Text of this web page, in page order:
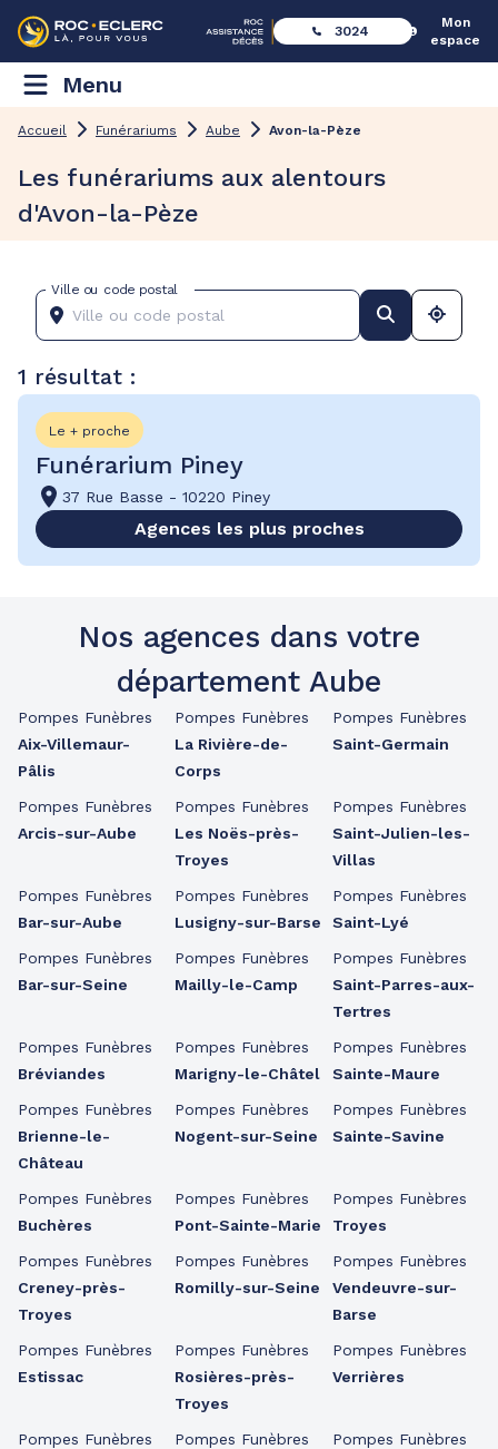
3024
Mon
espace
Menu
Accueil Funérariums Aube Avon-la-Pèze
Les funérariums aux alentours
d'Avon-la-Pèze
Ville ou code postal
1 résultat :
Le + proche
Funérarium Piney
37 Rue Basse - 10220 Piney
Agences les plus proches
Nos agences dans votre
département Aube
Pompes Funèbres
Aix-Villemaur-
Pâlis
Pompes Funèbres
Arcis-sur-Aube
Pompes Funèbres
Bar-sur-Aube
Pompes Funèbres
Bar-sur-Seine
Pompes Funèbres
Bréviandes
Pompes Funèbres
Brienne-le-
Château
Pompes Funèbres
Buchères
Pompes Funèbres
Creney-près-
Troyes
Pompes Funèbres
Estissac
Pompes Funèbres
Pompes Funèbres
La Rivière-de-
Corps
Pompes Funèbres
Les Noës-près-
Troyes
Pompes Funèbres
Lusigny-sur-Barse
Pompes Funèbres
Mailly-le-Camp
Pompes Funèbres
Marigny-le-Châtel
Pompes Funèbres
Nogent-sur-Seine
Pompes Funèbres
Pont-Sainte-Marie
Pompes Funèbres
Romilly-sur-Seine
Pompes Funèbres
Rosières-près-
Troyes
Pompes Funèbres
Pompes Funèbres
Saint-Germain
Pompes Funèbres
Saint-Julien-les-
Villas
Pompes Funèbres
Saint-Lyé
Pompes Funèbres
Saint-Parres-aux-
Tertres
Pompes Funèbres
Sainte-Maure
Pompes Funèbres
Sainte-Savine
Pompes Funèbres
Troyes
Pompes Funèbres
Vendeuvre-sur-
Barse
Pompes Funèbres
Verrières
Pompes Funèbres